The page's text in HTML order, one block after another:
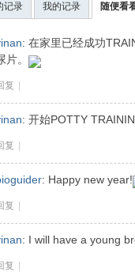
记录 我的记录 随便看
: 在家里已经成功
片。
复
: 开始POTTY
复
: Happy new year!
复
: I will have a young
复